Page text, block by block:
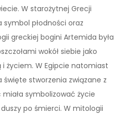
W starożytnej Grecji
symbol płodności oraz
greckiej bogini Artemida była
wokół siebie jako
życiem. W Egipcie natomiast
święte stworzenia związane z
symbolizować życie
po śmierci. W mitologii